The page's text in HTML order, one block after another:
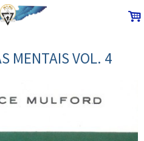
.
MENTAIS VOL. 4